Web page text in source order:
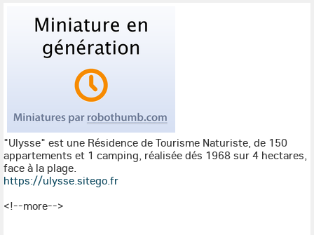
"Ulysse" est une Résidence de Tourisme Naturiste, de 150
appartements et 1 camping, réalisée dés 1968 sur 4 hectares,
face à la plage.
https://ulysse.sitego.fr
<!--more-->